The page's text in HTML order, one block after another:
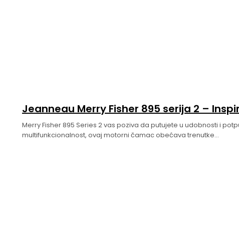
Jeanneau Merry Fisher 895 serija 2 –
Merry Fisher 895 Series 2 vas poziva da putujete u udobnosti i
multifunkcionalnost, ovaj motorni čamac obećava trenutke...